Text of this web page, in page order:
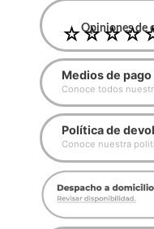
Opiniones de
☆☆☆☆
Medios de pago
Conoce todos
Política de
Conoce nuestra